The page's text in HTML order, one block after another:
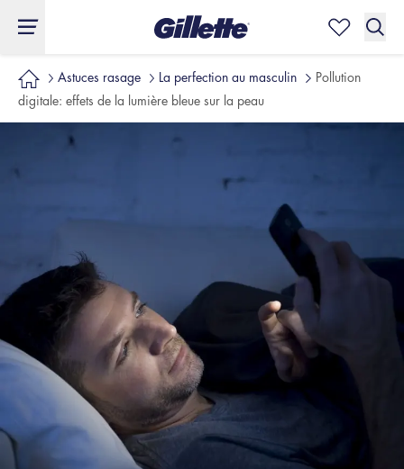
Astuces rasage La perfection au masculin
Pollution
digitale: effets de la lumière bleue sur la peau